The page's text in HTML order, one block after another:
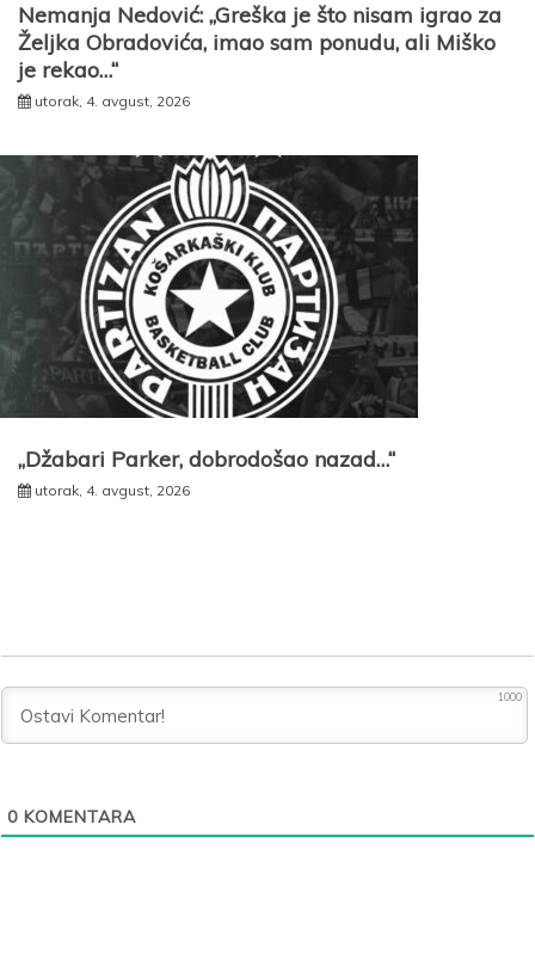
Nemanja Nedović: „Greška je što nisam igrao za
Željka Obradovića, imao sam ponudu, ali Miško
je rekao…“
utorak, 4. avgust, 2026
„Džabari Parker, dobrodošao nazad…“
utorak, 4. avgust, 2026
1000
0 KOMENTARA